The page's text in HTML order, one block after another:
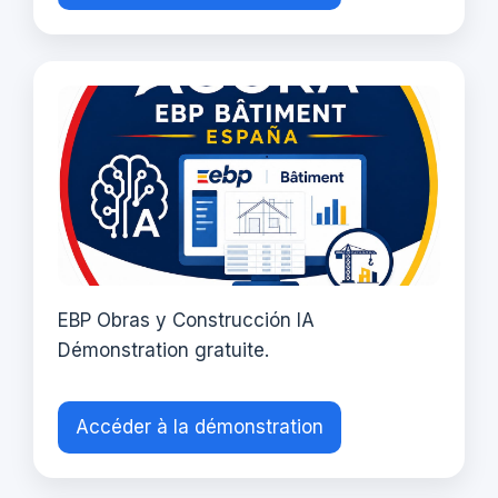
EBP Obras y Construcción IA
Démonstration gratuite.
Accéder à la démonstration